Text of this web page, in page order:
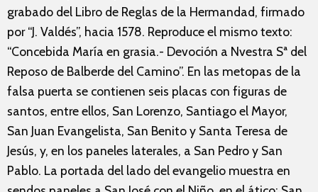
grabado del Libro de Reglas de la Hermandad, firmado
por “J. Valdés”, hacia 1578. Reproduce el mismo texto:
“Concebida María en grasia.- Devoción a Nvestra Sª del
Reposo de Balberde del Camino”. En las metopas de la
falsa puerta se contienen seis placas con figuras de
santos, entre ellos, San Lorenzo, Santiago el Mayor,
San Juan Evangelista, San Benito y Santa Teresa de
Jesús, y, en los paneles laterales, a San Pedro y San
Pablo. La portada del lado del evangelio muestra en